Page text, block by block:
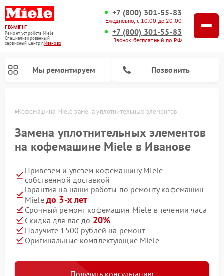
FIX-MIELE
Ремонт устройств Miele
Специализированный
cервисный центр г.Иваново
+7 (800) 301-55-83
Ежедневно, с 10:00 до 20:00
+7 (800) 301-55-83
Звонок бесплатный по РФ
Мы ремонтируем Позвонить
Кофемашина Miele замена уплотнительных элементов
Замена уплотнительных элементов
на кофемашине Miele в Иванове
Привезем и увезем кофемашину Miele
собственной доставкой
Гарантия на наши работы по ремонту кофемашин
Miele до 3-х лет
Срочный ремонт кофемашин Miele в течении часа
Скидка для вас до 20%
Получите 1500 рублей на ремонт
Оригинальные комплектующие Miele
Получить консультацию